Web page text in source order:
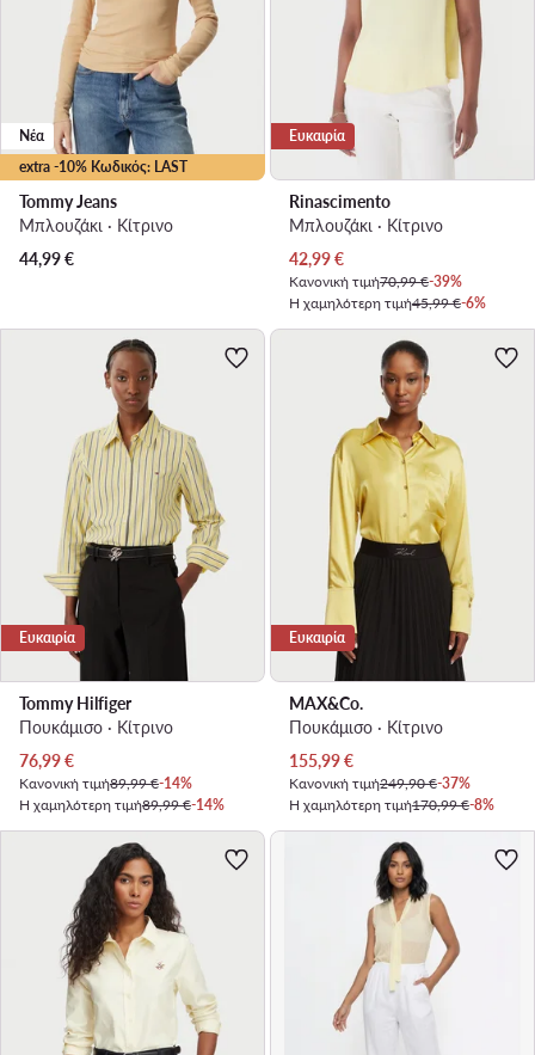
extra -10% Κωδικός: LAST
Νέα
Tommy Jeans
Μπλουζάκι · Κίτρινο
44,99€
Ευκαιρία
Rinascimento
Μπλουζάκι · Κίτρινο
Τρέχουσα τιμή
42,99€
Κανονική τιμή70,99 €-39%
Η χαμηλότερη τιμή45,99 €-6%
Ευκαιρία
Tommy Hilfiger
Πουκάμισο · Κίτρινο
Τρέχουσα τιμή
76,99€
Κανονική τιμή89,99 €-14%
Η χαμηλότερη τιμή89,99 €-14%
Ευκαιρία
MAX&Co.
Πουκάμισο · Κίτρινο
Τρέχουσα τιμή
155,99€
Κανονική τιμή249,90 €-37%
Η χαμηλότερη τιμή170,99 €-8%